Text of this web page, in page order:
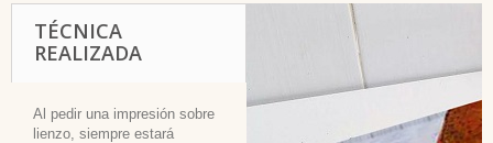
TÉCNICA
REALIZADA
Al pedir una impresión sobre
lienzo, siempre estará